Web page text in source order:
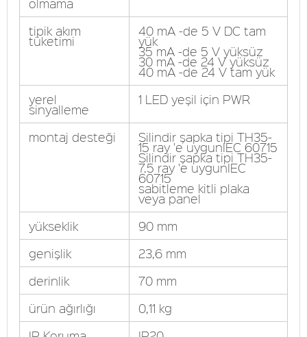
tipik akım
tüketimi
40 mA -de 5 V DC tam
yük
35 mA -de 5 V yüksüz
30 mA -de 24 V yüksüz
40 mA -de 24 V tam yük
yerel
sinyalleme
1 LED yeşil için PWR
montaj desteği Silindir şapka tipi TH35-
15 ray 'e uygunIEC 60715
Silindir şapka tipi TH35-
7.5 ray 'e uygunIEC
60715
sabitleme kitli plaka
veya panel
yükseklik
90 mm
genişlik
23,6 mm
derinlik
70 mm
ürün ağırlığı
0,11 kg